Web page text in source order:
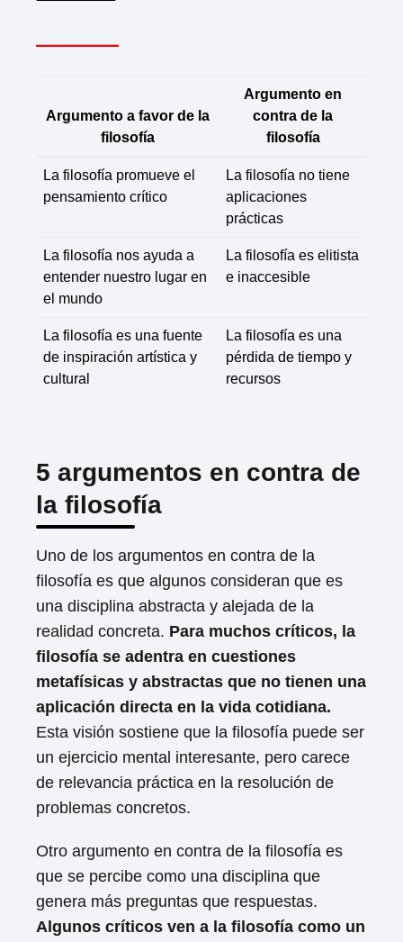
Argumento a favor de la
filosofía
Argumento en
contra de la
filosofía
La filosofía promueve el
pensamiento crítico
La filosofía no tiene
aplicaciones
prácticas
La filosofía nos ayuda a
entender nuestro lugar en
el mundo
La filosofía es elitista
e inaccesible
La filosofía es una fuente
de inspiración artística y
cultural
La filosofía es una
pérdida de tiempo y
recursos
5 argumentos en contra de
la filosofía
Uno de los argumentos en contra de la
filosofía es que algunos consideran que es
una disciplina abstracta y alejada de la
realidad concreta. Para muchos críticos, la
filosofía se adentra en cuestiones
metafísicas y abstractas que no tienen una
aplicación directa en la vida cotidiana.
Esta visión sostiene que la filosofía puede ser
un ejercicio mental interesante, pero carece
de relevancia práctica en la resolución de
problemas concretos.
Otro argumento en contra de la filosofía es
que se percibe como una disciplina que
genera más preguntas que respuestas.
Algunos críticos ven a la filosofía como un